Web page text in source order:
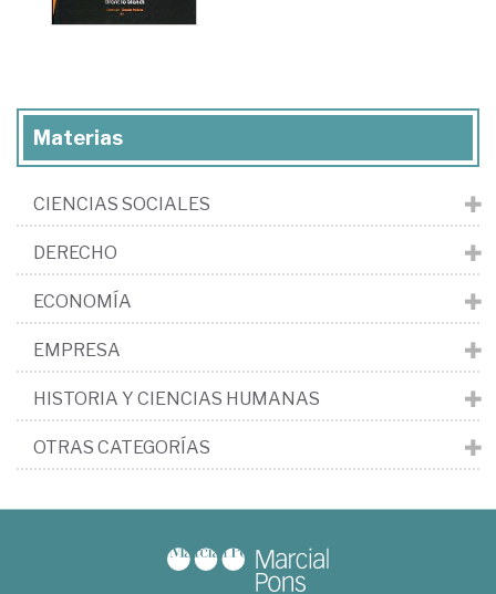
Materias
CIENCIAS SOCIALES
DERECHO
ECONOMÍA
EMPRESA
HISTORIA Y CIENCIAS HUMANAS
OTRAS CATEGORÍAS